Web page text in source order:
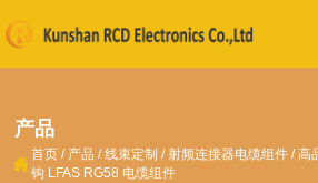
产品
 首页 / 产品 /线束定制 / 射频连接器电缆组件 /高
钩 LFAS RG58 电缆组件